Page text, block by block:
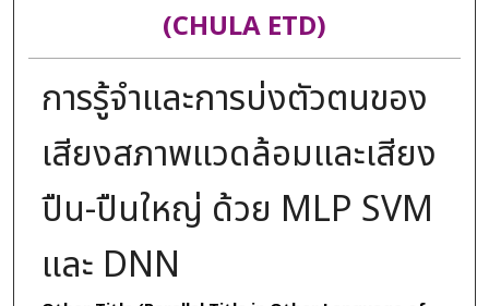
(CHULA ETD)
การรู้จำและการบ่งตัวตนของ
เสียงสภาพแวดล้อมและเสียง
ปืน-ปืนใหญ่ ด้วย MLP SVM
และ DNN